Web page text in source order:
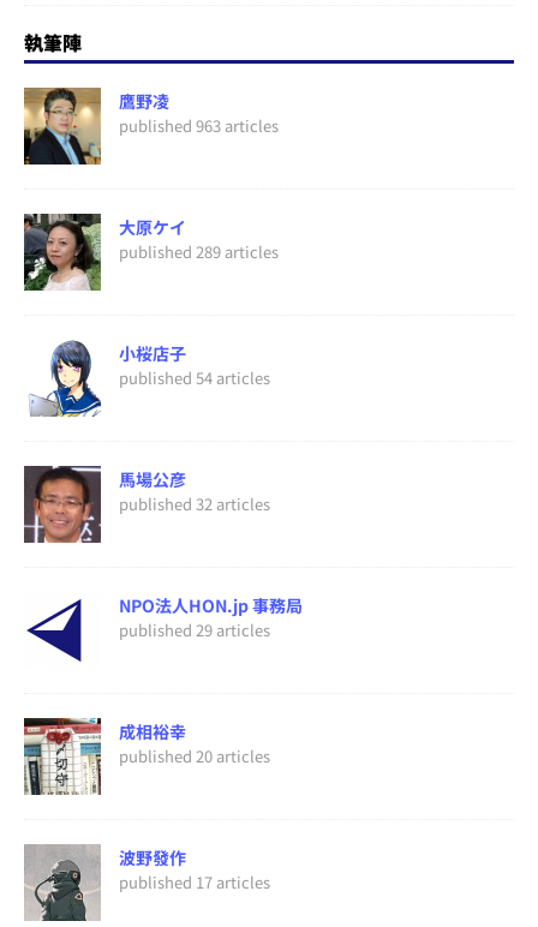
執筆陣
鷹野凌
published 963 articles
大原ケイ
published 289 articles
小桜店子
published 54 articles
馬場公彦
published 32 articles
NPO法人HON.jp 事務局
published 29 articles
成相裕幸
published 20 articles
波野發作
published 17 articles